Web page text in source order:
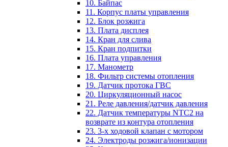
10. Байпас
11. Корпус платы управления
12. Блок розжига
13. Плата дисплея
14. Кран для слива
15. Кран подпитки
16. Плата управления
17. Манометр
18. Фильтр системы отопления
19. Датчик протока ГВС
20. Циркуляционный насос
21. Реле давления/датчик давления
22. Датчик температуры NTC2 на
возврате из контура отопления
23. 3-х ходовой клапан с мотором
24. Электроды розжига/ионизации